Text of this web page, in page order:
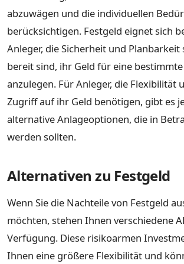
abzuwägen und die individuellen
berücksichtigen. Festgeld eignet sich
Anleger, die Sicherheit und Planbarkeit
bereit sind, ihr Geld für eine
anzulegen. Für Anleger, die Flexibilität
Zugriff auf ihr Geld benötigen, gibt es
alternative Anlageoptionen, die in
werden sollten.
Alternativen zu Festgeld
Wenn Sie die Nachteile von Festgeld
möchten, stehen Ihnen verschiedene
Verfügung. Diese risikoarmen
Ihnen eine größere Flexibilität und